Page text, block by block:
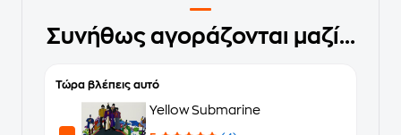
Συνήθως αγοράζονται μαζί...
Τώρα βλέπεις αυτό
Yellow Submarine